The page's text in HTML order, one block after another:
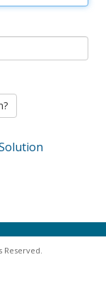
Reserved.